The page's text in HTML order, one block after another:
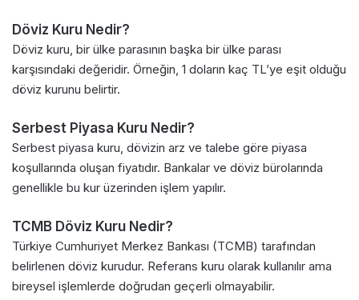
Döviz Kuru Nedir?
Döviz kuru, bir ülke parasının başka bir ülke parası
karşısındaki değeridir. Örneğin, 1 doların kaç TL’ye eşit olduğu
döviz kurunu belirtir.
Serbest Piyasa Kuru Nedir?
Serbest piyasa kuru, dövizin arz ve talebe göre piyasa
koşullarında oluşan fiyatıdır. Bankalar ve döviz bürolarında
genellikle bu kur üzerinden işlem yapılır.
TCMB Döviz Kuru Nedir?
Türkiye Cumhuriyet Merkez Bankası (TCMB) tarafından
belirlenen döviz kurudur. Referans kuru olarak kullanılır ama
bireysel işlemlerde doğrudan geçerli olmayabilir.